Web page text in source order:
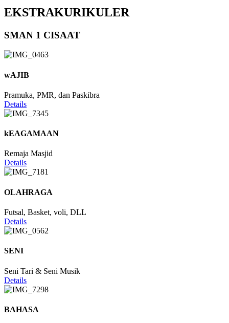
EKSTRAKURIKULER
SMAN 1 CISAAT
wAJIB
Pramuka, PMR, dan Paskibra
Details
kEAGAMAAN
Remaja Masjid
Details
OLAHRAGA
Futsal, Basket, voli, DLL
Details
SENI
Seni Tari & Seni Musik
Details
BAHASA